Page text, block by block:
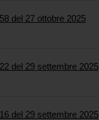
del 27 ottobre 2025
del 29 settembre 2025
del 29 settembre 2025